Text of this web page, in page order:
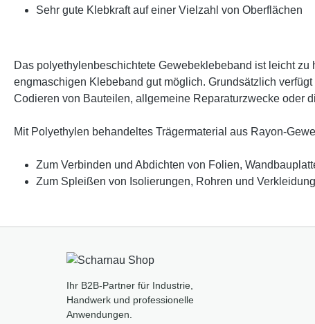
Sehr gute Klebkraft auf einer Vielzahl von Oberflächen
Das polyethylenbeschichtete Gewebeklebeband ist leicht
engmaschigen Klebeband gut möglich. Grundsätzlich
Codieren von Bauteilen, allgemeine Reparaturzwecke oder
Mit Polyethylen behandeltes Trägermaterial aus Rayon-
Zum Verbinden und Abdichten von Folien,
Zum Spleißen von Isolierungen, Rohren und
Ihr B2B-Partner für Industrie,
Handwerk und professionelle
Anwendungen.